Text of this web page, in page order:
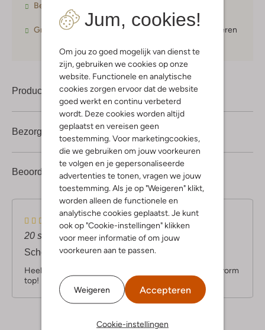
Jum, cookies!
Om jou zo goed mogelijk van dienst te
zijn, gebruiken we cookies op onze
website. Functionele en analytische
cookies zorgen ervoor dat de website
goed werkt en continu verbeterd
wordt. Deze cookies worden altijd
geplaatst en vereisen geen
toestemming. Voor marketingcookies,
die we gebruiken om jouw voorkeuren
te volgen en je gepersonaliseerde
advertenties te tonen, vragen we jouw
toestemming. Als je op "Weigeren" klikt,
worden alleen de functionele en
analytische cookies geplaatst. Je kunt
ook op "Cookie-instellingen" klikken
voor meer informatie of om jouw
voorkeuren aan te passen.
Weigeren Accepteren
Cookie-instellingen
Betaal achteraf
Gratis verzending vanaf € 75,- retourneren
Product informatie
Beoordelingen (1) 5/5
1
5
sterren
Bezorgen & retourneren
5
t
e
r
r
(5)
20 september 2025door Tournoy Henriette
Schoenen
Heel tevreden over mijn sneakers.de kleur,model,pasvorm
top!